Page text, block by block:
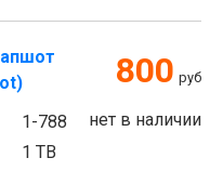
800 руб
нет в наличии
1-788
1 TB